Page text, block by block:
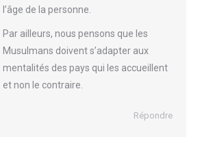
l’âge de la personne.
Par ailleurs, nous pensons que les
Musulmans doivent s’adapter aux
mentalités des pays qui les accueillent
et non le contraire.
Répondre